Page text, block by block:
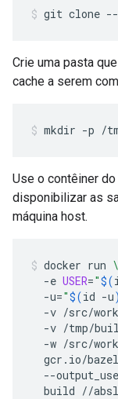
git clone
Crie uma pasta
cache a serem
mkdir -p /
Use o contêiner
disponibilizar as
máquina host.
docker run \
-e USER="$(
-u="$(id -u)
-v /src/
-v /tmp/
-w /src/
gcr.io/
--
build //